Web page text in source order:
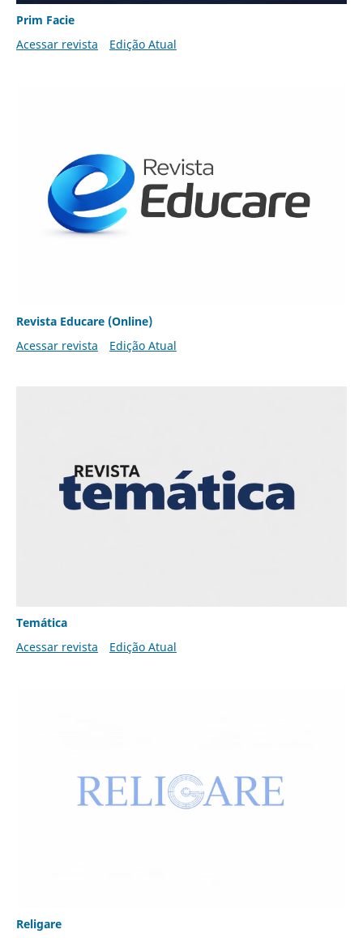
Prim Facie
Acessar revista
Edição Atual
Revista Educare (Online)
Acessar revista
Edição Atual
Temática
Acessar revista
Edição Atual
Religare